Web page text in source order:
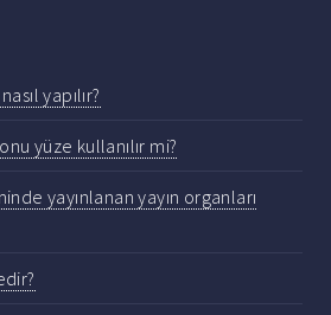
yapılır?
yüze kullanılır mi?
yayınlanan yayın organları